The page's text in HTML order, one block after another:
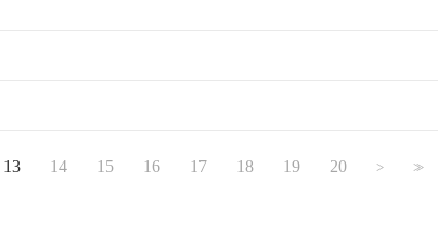
13 14 15 16 17 18 19 20 > >>